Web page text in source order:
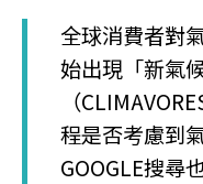
全球消費者對
始出現「新氣
（
程是否考慮到
GOOGLE搜尋